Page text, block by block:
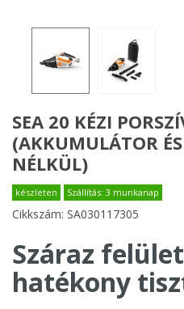
SEA 20 KÉZI
(AKKUMULÁTOR
NÉLKÜL)
készleten Szállítás: 3 munkanap
Cikkszám: SA030117305
Száraz
hatékony